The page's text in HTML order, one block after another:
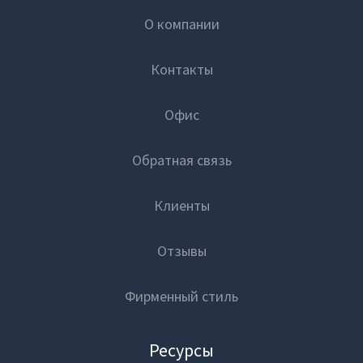
внедрения системы Qlik Sence, она показала
предоставлять так называемую Self-guided
для пользователей. Но система
предоставлять доступ продвинутым
в Excel, писали скрипты на VBA, Phyton. Люди с
названием «Self-service BI». Оказалось
людей так, чтобы они начали заниматься
Первую часть мы более-менее понимаем, как
О компании
Контакты
Офис
Обратная связь
Клиенты
Отзывы
Фирменный стиль
Ресурсы